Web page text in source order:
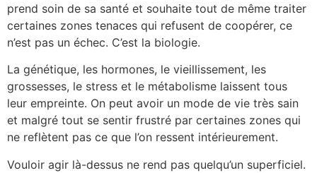
prend soin de sa santé et souhaite tout de même traiter
certaines zones tenaces qui refusent de coopérer, ce
n’est pas un échec. C’est la biologie.
La génétique, les hormones, le vieillissement, les
grossesses, le stress et le métabolisme laissent tous
leur empreinte. On peut avoir un mode de vie très sain
et malgré tout se sentir frustré par certaines zones qui
ne reflètent pas ce que l’on ressent intérieurement.
Vouloir agir là-dessus ne rend pas quelqu’un superficiel.